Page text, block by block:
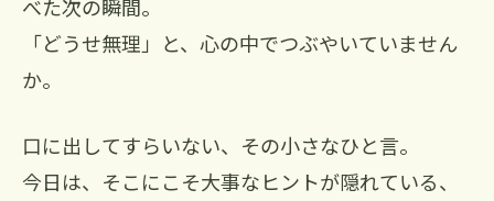
べた次の瞬間。
「どうせ無理」と、心の中でつぶやいていません
か。
口に出してすらいない、その小さなひと言。
今日は、そこにこそ大事なヒントが隠れている、